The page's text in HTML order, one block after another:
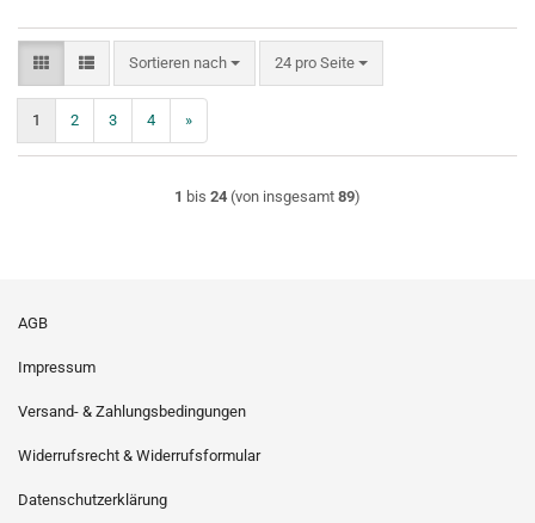
Sortieren nach
Sortieren nach 24 pro Seite
pro Seite
1 2 3 4 »
1 bis 24 (von insgesamt 89)
AGB
Impressum
Versand- & Zahlungsbedingungen
Widerrufsrecht & Widerrufsformular
Datenschutzerklärung